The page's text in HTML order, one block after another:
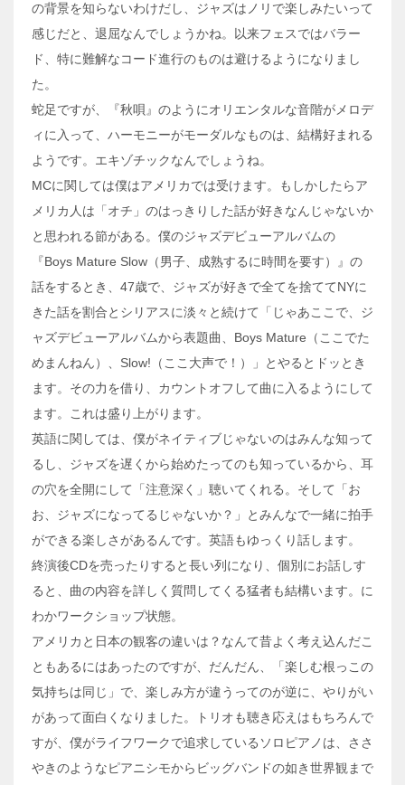
の背景を知らないわけだし、ジャズはノリで楽しみたいって
感じだと、退屈なんでしょうかね。以来フェスではバラー
ド、特に難解なコード進行のものは避けるようになりまし
た。
蛇足ですが、『秋唄』のようにオリエンタルな音階がメロデ
ィに入って、ハーモニーがモーダルなものは、結構好まれる
ようです。エキゾチックなんでしょうね。
MCに関しては僕はアメリカでは受けます。もしかしたらア
メリカ人は「オチ」のはっきりした話が好きなんじゃないか
と思われる節がある。僕のジャズデビューアルバムの
『Boys Mature Slow（男子、成熟するに時間を要す）』の
話をするとき、47歳で、ジャズが好きで全てを捨ててNYに
きた話を割合とシリアスに淡々と続けて「じゃあここで、ジ
ャズデビューアルバムから表題曲、Boys Mature（ここでた
めまんねん）、Slow!（ここ大声で！）」とやるとドッとき
ます。その力を借り、カウントオフして曲に入るようにして
ます。これは盛り上がります。
英語に関しては、僕がネイティブじゃないのはみんな知って
るし、ジャズを遅くから始めたってのも知っているから、耳
の穴を全開にして「注意深く」聴いてくれる。そして「お
お、ジャズになってるじゃないか？」とみんなで一緒に拍手
ができる楽しさがあるんです。英語もゆっくり話します。
終演後CDを売ったりすると長い列になり、個別にお話しす
ると、曲の内容を詳しく質問してくる猛者も結構います。に
わかワークショップ状態。
アメリカと日本の観客の違いは？なんて昔よく考え込んだこ
ともあるにはあったのですが、だんだん、「楽しむ根っこの
気持ちは同じ」で、楽しみ方が違うってのが逆に、やりがい
があって面白くなりました。トリオも聴き応えはもちろんで
すが、僕がライフワークで追求しているソロピアノは、ささ
やきのようなピアニシモからビッグバンドの如き世界観まで